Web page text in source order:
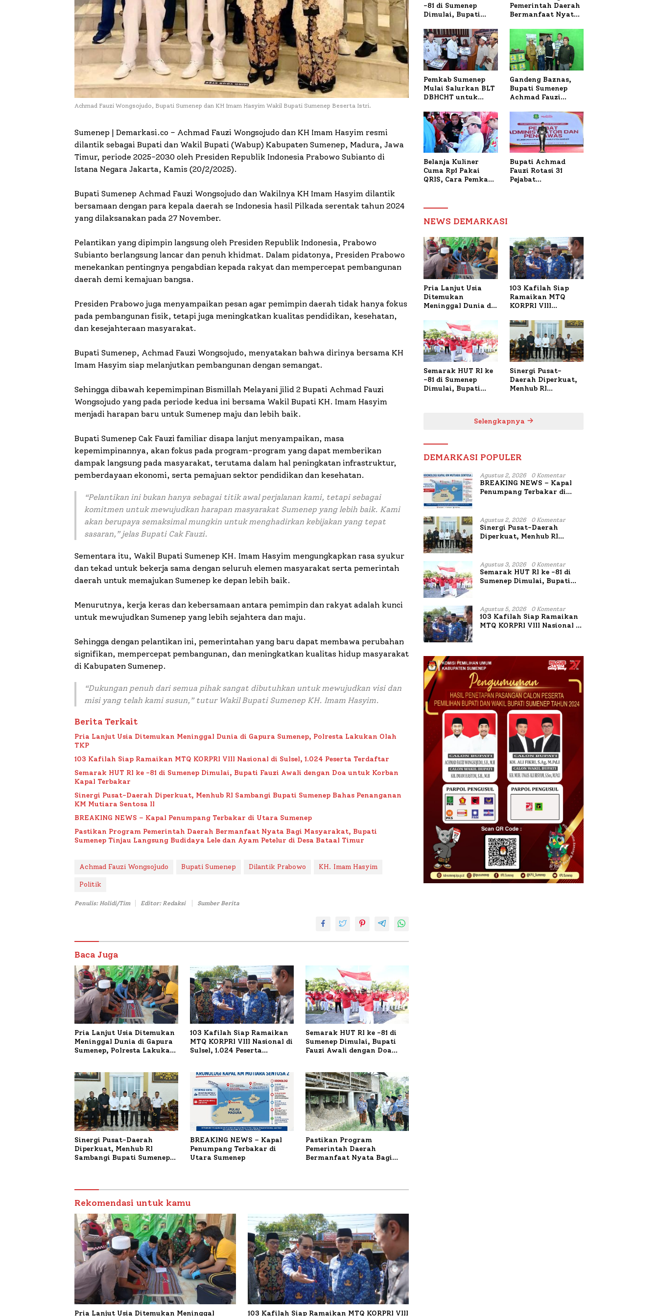
Achmad Fauzi Wongsojudo, Bupati Sumenep dan KH Imam Hasyim Wakil Bupati Sumenep Beserta Istri.
Sumenep | Demarkasi.co – Achmad Fauzi Wongsojudo dan KH Imam Hasyim resmi
dilantik sebagai Bupati dan Wakil Bupati (Wabup) Kabupaten Sumenep, Madura, Jawa
Timur, periode 2025-2030 oleh Presiden Republik Indonesia Prabowo Subianto di
Istana Negara Jakarta, Kamis (20/2/2025).
Bupati Sumenep Achmad Fauzi Wongsojudo dan Wakilnya KH Imam Hasyim dilantik
bersamaan dengan para kepala daerah se Indonesia hasil Pilkada serentak tahun 2024
yang dilaksanakan pada 27 November.
Pelantikan yang dipimpin langsung oleh Presiden Republik Indonesia, Prabowo
Subianto berlangsung lancar dan penuh khidmat. Dalam pidatonya, Presiden Prabowo
menekankan pentingnya pengabdian kepada rakyat dan mempercepat pembangunan
daerah demi kemajuan bangsa.
Presiden Prabowo juga menyampaikan pesan agar pemimpin daerah tidak hanya fokus
pada pembangunan fisik, tetapi juga meningkatkan kualitas pendidikan, kesehatan,
dan kesejahteraan masyarakat.
Bupati Sumenep, Achmad Fauzi Wongsojudo, menyatakan bahwa dirinya bersama KH
Imam Hasyim siap melanjutkan pembangunan dengan semangat.
Sehingga dibawah kepemimpinan Bismillah Melayani jilid 2 Bupati Achmad Fauzi
Wongsojudo yang pada periode kedua ini bersama Wakil Bupati KH. Imam Hasyim
menjadi harapan baru untuk Sumenep maju dan lebih baik.
Bupati Sumenep Cak Fauzi familiar disapa lanjut menyampaikan, masa
kepemimpinannya, akan fokus pada program-program yang dapat memberikan
dampak langsung pada masyarakat, terutama dalam hal peningkatan infrastruktur,
pemberdayaan ekonomi, serta pemajuan sektor pendidikan dan kesehatan.
“Pelantikan ini bukan hanya sebagai titik awal perjalanan kami, tetapi sebagai
komitmen untuk mewujudkan harapan masyarakat Sumenep yang lebih baik. Kami
akan berupaya semaksimal mungkin untuk menghadirkan kebijakan yang tepat
sasaran,” jelas Bupati Cak Fauzi.
Sementara itu, Wakil Bupati Sumenep KH. Imam Hasyim mengungkapkan rasa syukur
dan tekad untuk bekerja sama dengan seluruh elemen masyarakat serta pemerintah
daerah untuk memajukan Sumenep ke depan lebih baik.
Menurutnya, kerja keras dan kebersamaan antara pemimpin dan rakyat adalah kunci
untuk mewujudkan Sumenep yang lebih sejahtera dan maju.
Sehingga dengan pelantikan ini, pemerintahan yang baru dapat membawa perubahan
signifikan, mempercepat pembangunan, dan meningkatkan kualitas hidup masyarakat
di Kabupaten Sumenep.
“Dukungan penuh dari semua pihak sangat dibutuhkan untuk mewujudkan visi dan
misi yang telah kami susun,” tutur Wakil Bupati Sumenep KH. Imam Hasyim.
Berita Terkait
Pria Lanjut Usia Ditemukan Meninggal Dunia di Gapura Sumenep, Polresta Lakukan Olah
TKP
103 Kafilah Siap Ramaikan MTQ KORPRI VIII Nasional di Sulsel, 1.024 Peserta Terdaftar
Semarak HUT RI ke -81 di Sumenep Dimulai, Bupati Fauzi Awali dengan Doa untuk Korban
Kapal Terbakar
Sinergi Pusat-Daerah Diperkuat, Menhub RI Sambangi Bupati Sumenep Bahas Penanganan
KM Mutiara Sentosa II
BREAKING NEWS – Kapal Penumpang Terbakar di Utara Sumenep
Pastikan Program Pemerintah Daerah Bermanfaat Nyata Bagi Masyarakat, Bupati
Sumenep Tinjau Langsung Budidaya Lele dan Ayam Petelur di Desa Bataal Timur
Achmad Fauzi Wongsojudo Bupati Sumenep Dilantik Prabowo KH. Imam Hasyim
Politik
Penulis: Holidi/Tim Editor: Redaksi Sumber Berita
Baca Juga
Pria Lanjut Usia Ditemukan
Meninggal Dunia di Gapura
Sumenep, Polresta Lakukan
103 Kafilah Siap Ramaikan
MTQ KORPRI VIII Nasional di
Sulsel, 1.024 Peserta
Semarak HUT RI ke -81 di
Sumenep Dimulai, Bupati
Fauzi Awali dengan Doa
Sinergi Pusat-Daerah
Diperkuat, Menhub RI
Sambangi Bupati Sumenep
BREAKING NEWS – Kapal
Penumpang Terbakar di
Utara Sumenep
Pastikan Program
Pemerintah Daerah
Bermanfaat Nyata Bagi
Petelur di Desa Bataal Timur
Rekomendasi untuk kamu
Pria Lanjut Usia Ditemukan Meninggal 103 Kafilah Siap Ramaikan MTQ KORPRI VIII
-81 di Sumenep
Dimulai, Bupati
Doa untuk Korban
Kapal Terbakar
Pemerintah Daerah
Bermanfaat Nyata
Bupati Sumenep
Tinjau Langsung
Budidaya Lele dan
Ayam Petelur di
Desa Bataal Timur
Pemkab Sumenep
Mulai Salurkan BLT
DBHCHT untuk
Tani Tembakau
Gandeng Baznas,
Bupati Sumenep
Achmad Fauzi
Serahkan Bantuan
Bedah RTLH di Dua
Kecamatan
Belanja Kuliner
Cuma Rp1 Pakai
QRIS, Cara Pemkab
Bupati Achmad
Fauzi Rotasi 31
Pejabat
NEWS DEMARKASI
Pria Lanjut Usia
Ditemukan
Meninggal Dunia di
Polresta Lakukan
Olah TKP
103 Kafilah Siap
Ramaikan MTQ
KORPRI VIII
1.024 Peserta
Terdaftar
Semarak HUT RI ke
-81 di Sumenep
Dimulai, Bupati
Sinergi Pusat-
Daerah Diperkuat,
Menhub RI
Mutiara Sentosa II
Selengkapnya
DEMARKASI POPULER
Agustus 2, 2026 0 Komentar
BREAKING NEWS – Kapal
Penumpang Terbakar di
Agustus 2, 2026 0 Komentar
Sinergi Pusat-Daerah
Diperkuat, Menhub RI
Mutiara Sentosa II
Agustus 3, 2026 0 Komentar
Semarak HUT RI ke -81 di
Sumenep Dimulai, Bupati
Terbakar
Agustus 5, 2026 0 Komentar
103 Kafilah Siap Ramaikan
MTQ KORPRI VIII Nasional di